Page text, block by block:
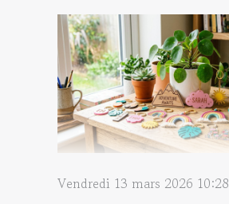
Vendredi 13 mars 2026 10:28